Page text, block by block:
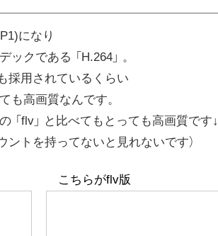
になり
クである 「H.264」 。
採用されているくらい
も高画質なんです。
「flv」 と比べてもとっても高画質です↓
ントを持ってないと見れないです）
こちらがflv版